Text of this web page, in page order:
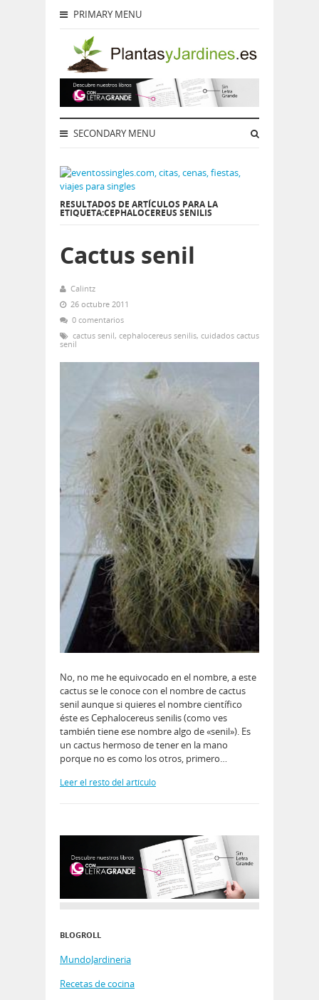
PRIMARY MENU
SECONDARY MENU
RESULTADOS DE ARTÍCULOS PARA LA
ETIQUETA:CEPHALOCEREUS SENILIS
Cactus senil
Calintz
26 octubre 2011
0 comentarios
cactus senil, cephalocereus senilis, cuidados cactus
senil
No, no me he equivocado en el nombre, a este
cactus se le conoce con el nombre de cactus
senil aunque si quieres el nombre científico
éste es Cephalocereus senilis (como ves
también tiene ese nombre algo de «senil»). Es
un cactus hermoso de tener en la mano
porque no es como los otros, primero…
Leer el resto del artículo
BLOGROLL
MundoJardineria
Recetas de cocina